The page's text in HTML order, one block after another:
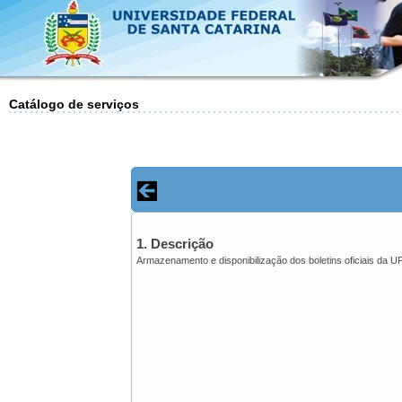
Catálogo de serviços
1. Descrição
Armazenamento e disponibilização dos boletins oficiais da